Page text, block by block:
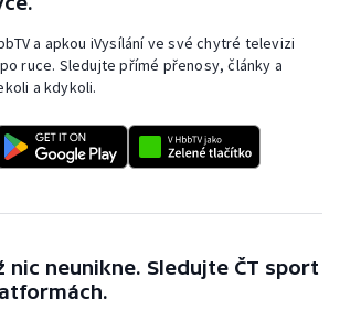
a apkou iVysílání ve své chytré televizi
ruce. Sledujte přímé přenosy, články a
a kdykoli.
nic neunikne. Sledujte ČT sport